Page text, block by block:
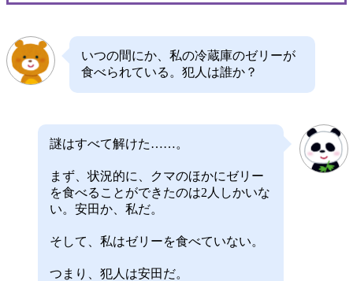
いつの間にか、私の冷蔵庫のゼリーが
食べられている。犯人は誰か？
謎はすべて解けた……。
まず、状況的に、クマのほかにゼリー
を食べることができたのは2人しかいな
い。安田か、私だ。
そして、私はゼリーを食べていない。
つまり、犯人は安田だ。